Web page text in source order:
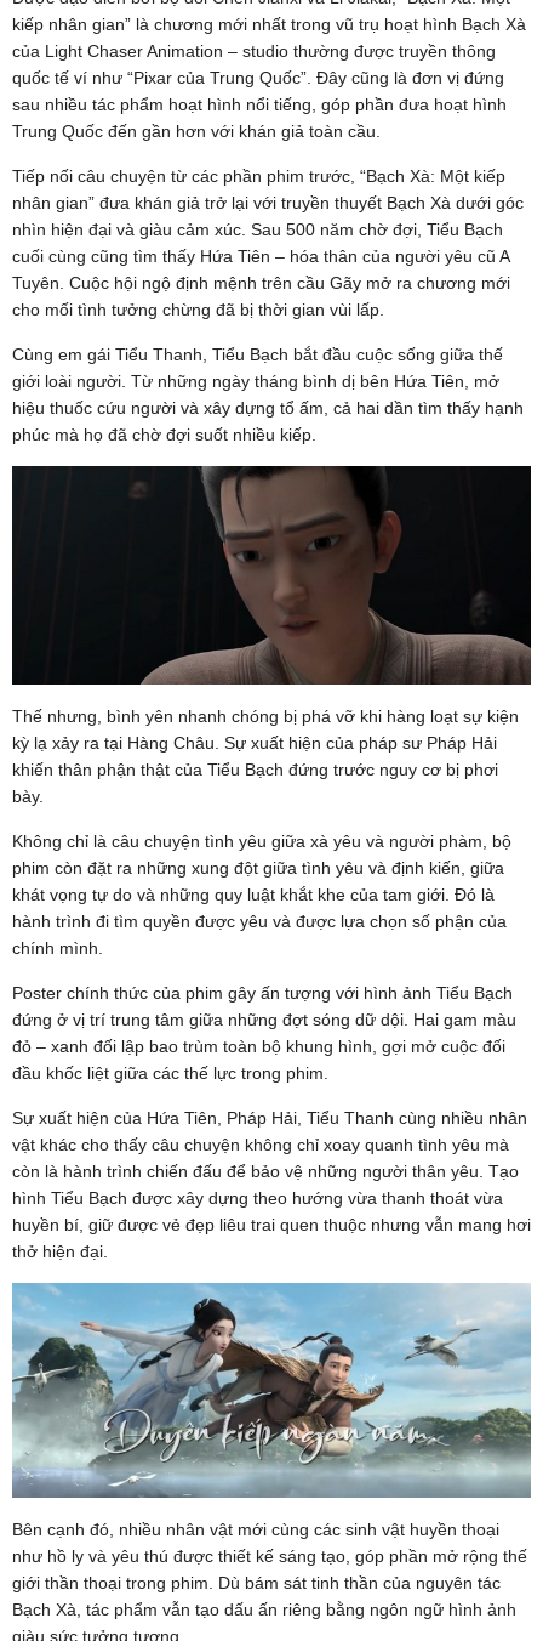
kiếp nhân gian” là chương mới nhất trong vũ trụ hoạt hình Bạch Xà
của Light Chaser Animation – studio thường được truyền thông
quốc tế ví như “Pixar của Trung Quốc”. Đây cũng là đơn vị đứng
sau nhiều tác phẩm hoạt hình nổi tiếng, góp phần đưa hoạt hình
Trung Quốc đến gần hơn với khán giả toàn cầu.
Tiếp nối câu chuyện từ các phần phim trước, “Bạch Xà: Một kiếp
nhân gian” đưa khán giả trở lại với truyền thuyết Bạch Xà dưới góc
nhìn hiện đại và giàu cảm xúc. Sau 500 năm chờ đợi, Tiểu Bạch
cuối cùng cũng tìm thấy Hứa Tiên – hóa thân của người yêu cũ A
Tuyên. Cuộc hội ngộ định mệnh trên cầu Gãy mở ra chương mới
cho mối tình tưởng chừng đã bị thời gian vùi lấp.
Cùng em gái Tiểu Thanh, Tiểu Bạch bắt đầu cuộc sống giữa thế
giới loài người. Từ những ngày tháng bình dị bên Hứa Tiên, mở
hiệu thuốc cứu người và xây dựng tổ ấm, cả hai dần tìm thấy hạnh
phúc mà họ đã chờ đợi suốt nhiều kiếp.
Thế nhưng, bình yên nhanh chóng bị phá vỡ khi hàng loạt sự kiện
kỳ lạ xảy ra tại Hàng Châu. Sự xuất hiện của pháp sư Pháp Hải
khiến thân phận thật của Tiểu Bạch đứng trước nguy cơ bị phơi
bày.
Không chỉ là câu chuyện tình yêu giữa xà yêu và người phàm, bộ
phim còn đặt ra những xung đột giữa tình yêu và định kiến, giữa
khát vọng tự do và những quy luật khắt khe của tam giới. Đó là
hành trình đi tìm quyền được yêu và được lựa chọn số phận của
chính mình.
Poster chính thức của phim gây ấn tượng với hình ảnh Tiểu Bạch
đứng ở vị trí trung tâm giữa những đợt sóng dữ dội. Hai gam màu
đỏ – xanh đối lập bao trùm toàn bộ khung hình, gợi mở cuộc đối
đầu khốc liệt giữa các thế lực trong phim.
Sự xuất hiện của Hứa Tiên, Pháp Hải, Tiểu Thanh cùng nhiều nhân
vật khác cho thấy câu chuyện không chỉ xoay quanh tình yêu mà
còn là hành trình chiến đấu để bảo vệ những người thân yêu. Tạo
hình Tiểu Bạch được xây dựng theo hướng vừa thanh thoát vừa
huyền bí, giữ được vẻ đẹp liêu trai quen thuộc nhưng vẫn mang hơi
thở hiện đại.
Bên cạnh đó, nhiều nhân vật mới cùng các sinh vật huyền thoại
như hồ ly và yêu thú được thiết kế sáng tạo, góp phần mở rộng thế
giới thần thoại trong phim. Dù bám sát tinh thần của nguyên tác
Bạch Xà, tác phẩm vẫn tạo dấu ấn riêng bằng ngôn ngữ hình ảnh
giàu sức tưởng tượng.